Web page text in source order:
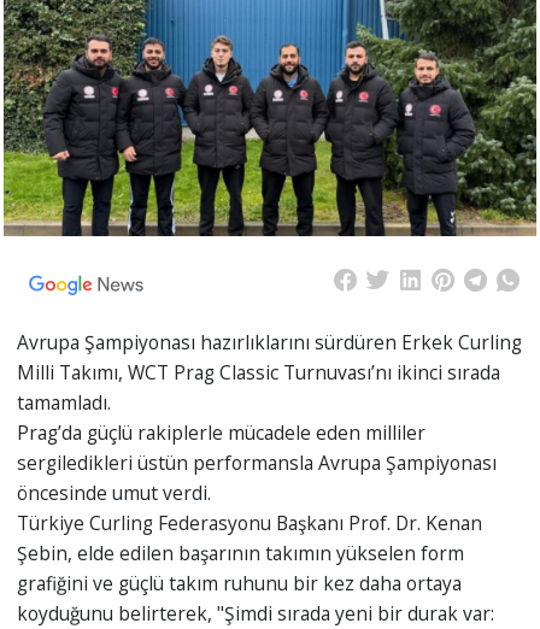
Avrupa Şampiyonası hazırlıklarını sürdüren Erkek Curling
Milli Takımı, WCT Prag Classic Turnuvası’nı ikinci sırada
tamamladı.
Prag’da güçlü rakiplerle mücadele eden milliler
sergiledikleri üstün performansla Avrupa Şampiyonası
öncesinde umut verdi.
Türkiye Curling Federasyonu Başkanı Prof. Dr. Kenan
Şebin, elde edilen başarının takımın yükselen form
grafiğini ve güçlü takım ruhunu bir kez daha ortaya
koyduğunu belirterek, "Şimdi sırada yeni bir durak var: